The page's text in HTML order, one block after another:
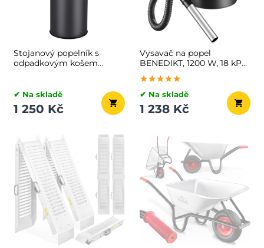
Stojanový popelník s
odpadkovým košem
✔ Na skladě
1 250 Kč
Vysavač na popel
BENEDIKT, 1200 W, 18 kPa,
černá/oranžová
★★★★★
★★★★★
★★★★★
✔ Na skladě
1 238 Kč